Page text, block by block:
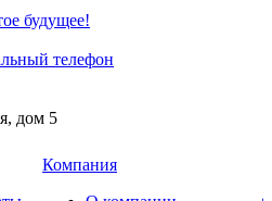
телефон
дом 5
Компания